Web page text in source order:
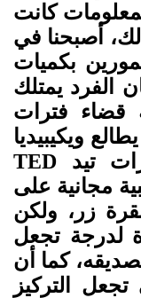
كانت
أصبحنا في
بكميات
الفرد يمتلك
قضاء فترات
ويكيبيديا
تيد TED
مجانية على
زر، ولكن
لدرجة تجعل
كما أن
التركيز